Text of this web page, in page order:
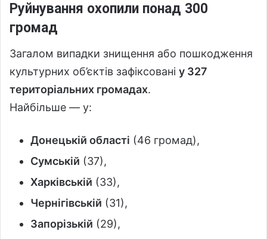
Руйнування охопили понад 300
громад
Загалом випадки знищення або пошкодження
культурних об’єктів зафіксовані у 327
територіальних громадах.
Найбільше — у:
Донецькій області (46 громад),
Сумській (37),
Харківській (33),
Чернігівській (31),
Запорізькій (29),